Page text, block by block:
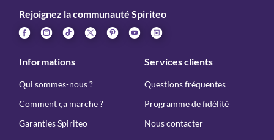
Rejoignez la communauté Spiriteo
Informations
Qui sommes-nous ?
Comment ça marche ?
Garanties Spiriteo
Services clients
Questions fréquentes
Programme de fidélité
Nous contacter